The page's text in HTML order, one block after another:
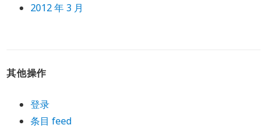
2012 年 3 月
其他操作
登录
条目 feed